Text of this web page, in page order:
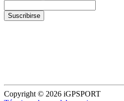
Suscribirse
Copyright © 2026 iGPSPORT